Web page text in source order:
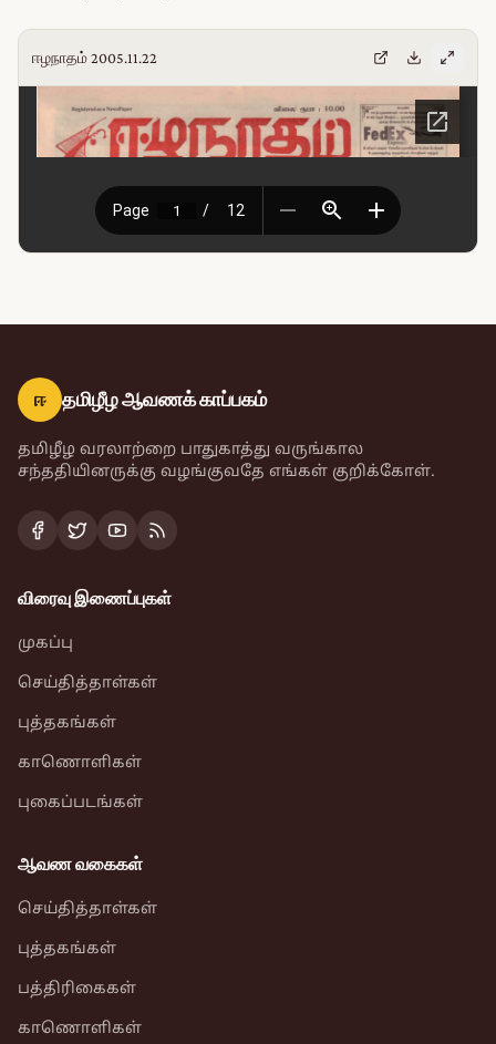
ஈழநாதம் 2005.11.22
ஈ தமிழீழ ஆவணக் காப்பகம்
தமிழீழ வரலாற்றை பாதுகாத்து வருங்கால
சந்ததியினருக்கு வழங்குவதே எங்கள் குறிக்கோள்.
விரைவு இணைப்புகள்
முகப்பு
செய்தித்தாள்கள்
புத்தகங்கள்
காணொளிகள்
புகைப்படங்கள்
ஆவண வகைகள்
செய்தித்தாள்கள்
புத்தகங்கள்
பத்திரிகைகள்
காணொளிகள்